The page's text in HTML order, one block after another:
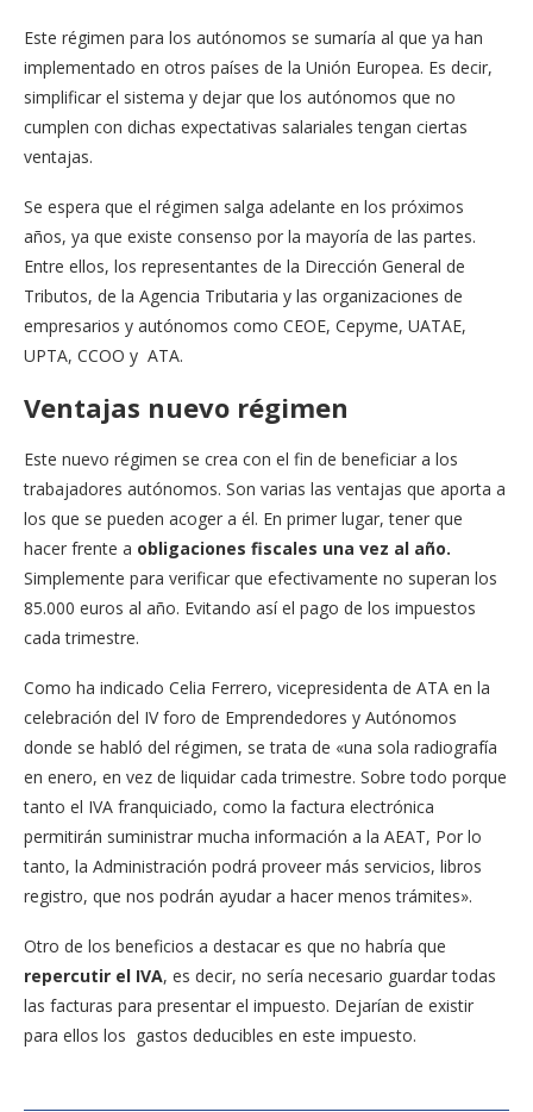
Este régimen para los autónomos se sumaría al que ya han
implementado en otros países de la Unión Europea. Es decir,
simplificar el sistema y dejar que los autónomos que no
cumplen con dichas expectativas salariales tengan ciertas
ventajas.
Se espera que el régimen salga adelante en los próximos
años, ya que existe consenso por la mayoría de las partes.
Entre ellos, los representantes de la Dirección General de
Tributos, de la Agencia Tributaria y las organizaciones de
empresarios y autónomos como CEOE, Cepyme, UATAE,
UPTA, CCOO y ATA.
Ventajas nuevo régimen
Este nuevo régimen se crea con el fin de beneficiar a los
trabajadores autónomos. Son varias las ventajas que aporta a
los que se pueden acoger a él. En primer lugar, tener que
hacer frente a obligaciones fiscales una vez al año.
Simplemente para verificar que efectivamente no superan los
85.000 euros al año. Evitando así el pago de los impuestos
cada trimestre.
Como ha indicado Celia Ferrero, vicepresidenta de ATA en la
celebración del IV foro de Emprendedores y Autónomos
donde se habló del régimen, se trata de «una sola radiografía
en enero, en vez de liquidar cada trimestre. Sobre todo porque
tanto el IVA franquiciado, como la factura electrónica
permitirán suministrar mucha información a la AEAT, Por lo
tanto, la Administración podrá proveer más servicios, libros
registro, que nos podrán ayudar a hacer menos trámites».
Otro de los beneficios a destacar es que no habría que
repercutir el IVA, es decir, no sería necesario guardar todas
las facturas para presentar el impuesto. Dejarían de existir
para ellos los gastos deducibles en este impuesto.